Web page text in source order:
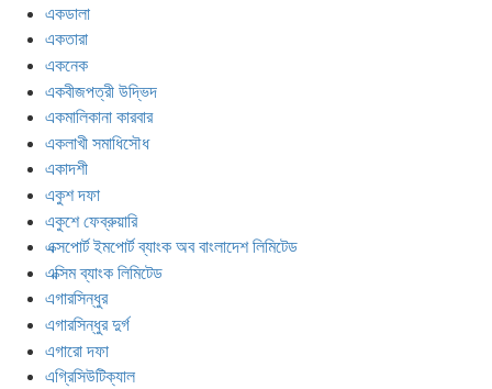
একডালা
একতারা
একনেক
একবীজপত্রী উদ্ভিদ
একমালিকানা কারবার
একলাখী সমাধিসৌধ
একাদশী
একুশ দফা
একুশে ফেব্রুয়ারি
এক্সপোর্ট ইমপোর্ট ব্যাংক অব বাংলাদেশ লিমিটেড
এক্সিম ব্যাংক লিমিটেড
এগারসিন্ধুর
এগারসিন্ধুর দুর্গ
এগারো দফা
এগ্রিসিউটিক্যাল